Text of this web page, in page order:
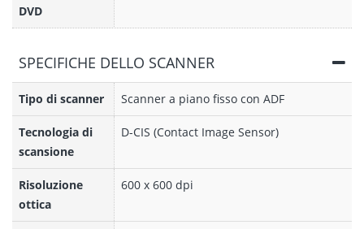
DVD
SPECIFICHE DELLO SCANNER
Tipo di scanner Scanner a piano fisso con ADF
Tecnologia di
scansione
D-CIS (Contact Image Sensor)
Risoluzione
ottica
600 x 600 dpi